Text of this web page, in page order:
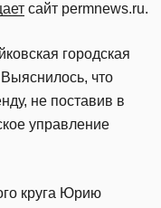
сайт permnews.ru.
городская
что
не поставив в
управление
круга Юрию